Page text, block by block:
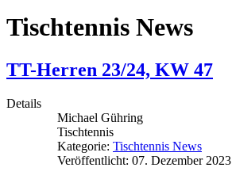
Tischtennis News
TT-Herren 23/24, KW 47
Details
Michael Gühring
Tischtennis
Kategorie: Tischtennis News
Veröffentlicht: 07. Dezember 2023